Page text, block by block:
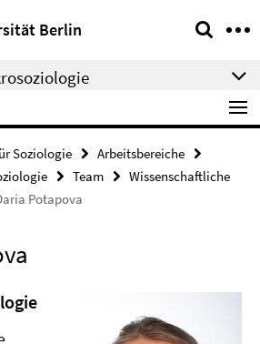
Berlin
Soziologie
Arbeitsbereiche
Team
Wissenschaftliche
Potapova